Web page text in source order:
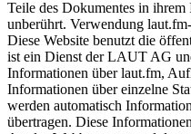
Teile des Dokumentes in
unberührt. Verwendung
Diese Website benutzt die
ist ein Dienst der LAUT AG
Informationen über laut.fm,
Informationen über einzelne
werden automatisch
übertragen. Diese